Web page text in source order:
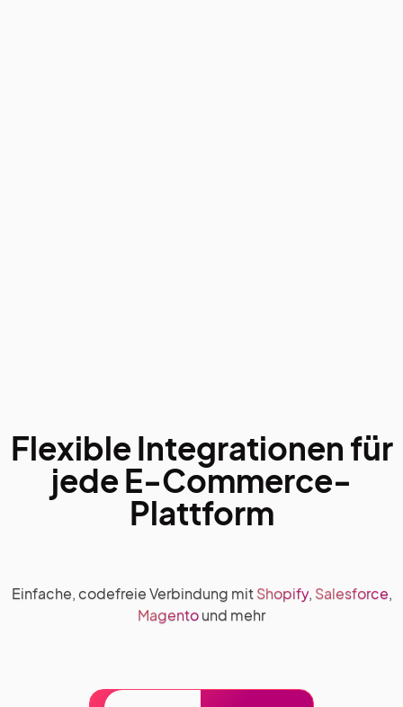
Flexible Integrationen für
jede E-Commerce-
Plattform
Einfache, codefreie Verbindung mitShopify, Salesforce,
Magentound mehr